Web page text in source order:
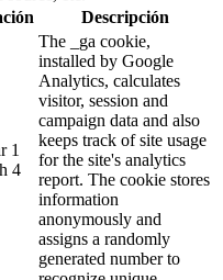
Descripción
1
4
The _ga cookie,
installed by Google
Analytics, calculates
visitor, session and
campaign data and also
keeps track of site usage
for the site's analytics
report. The cookie stores
information
anonymously and
assigns a randomly
generated number to